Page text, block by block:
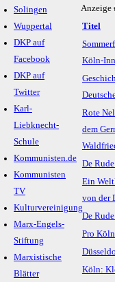
Solingen
Wuppertal
DKP auf
Facebook
DKP auf
Twitter
Karl-
Liebknecht-
Schule
Kommunisten.de
Kommunisten
TV
Kulturvereinigung
Marx-Engels-
Stiftung
Marxistische
Blätter
Anzeige
Titel
Köln-
Rote
dem
De
Ein
von der
De
Pro
Köln: